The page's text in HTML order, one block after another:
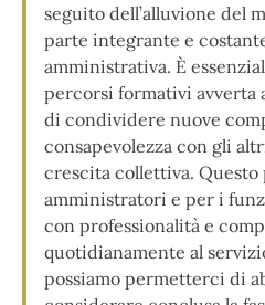
seguito dell’alluvione del
parte integrante e
amministrativa. È
percorsi formativi avverta
di condividere nuove
consapevolezza con gli
crescita collettiva.
amministratori e per i
con professionalità e
quotidianamente al
possiamo permetterci di